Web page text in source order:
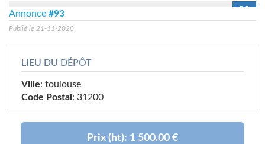
Annonce #93
Publié le 21-11-2020
LIEU DU DÉPÔT
Ville: toulouse
Code Postal : 31200
Prix (ht): 1 500.00 €